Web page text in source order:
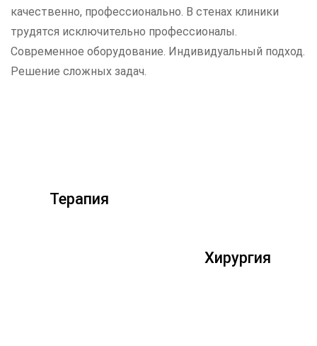
качественно, профессионально. В стенах клиники
трудятся исключительно профессионалы.
Современное оборудование. Индивидуальный подход.
Решение сложных задач.
Терапия
Хирургия